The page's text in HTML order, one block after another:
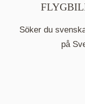
När du klickar
Söker du
på